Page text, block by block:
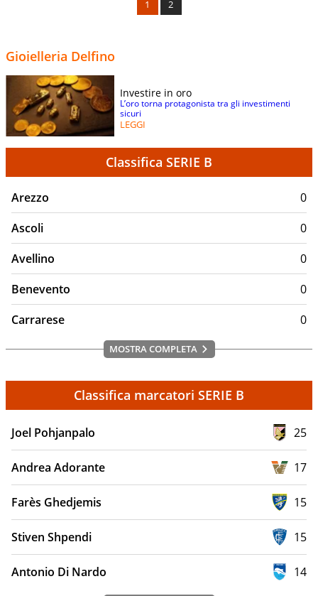
1 2
Gioielleria Delfino
Investire in oro
L’oro torna protagonista tra gli investimenti
sicuri
LEGGI
Classifica SERIE B
Arezzo
0
Ascoli
0
Avellino
0
Benevento
0
Carrarese
0
MOSTRA COMPLETA
Classifica marcatori SERIE B
Joel Pohjanpalo 25
Andrea Adorante 17
Farès Ghedjemis 15
Stiven Shpendi 15
Antonio Di Nardo 14